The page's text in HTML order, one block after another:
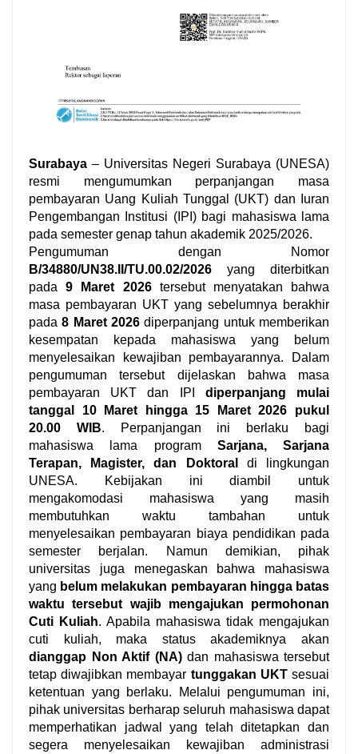
Surabaya – Universitas Negeri Surabaya (UNESA)
resmi mengumumkan perpanjangan masa
pembayaran Uang Kuliah Tunggal (UKT) dan Iuran
Pengembangan Institusi (IPI) bagi mahasiswa lama
Pengumuman dengan Nomor
B/34880/UN38.II/TU.00.02/2026 yang diterbitkan
pada9 Maret 2026tersebut menyatakan bahwa
masa pembayaran UKT yang sebelumnya berakhir
pada8 Maret 2026 diperpanjang untuk memberikan
kesempatan kepada mahasiswa yang belum
menyelesaikan kewajiban pembayarannya.
Dalam
pengumuman tersebut dijelaskan bahwa masa
pembayaran UKT dan IPI diperpanjang mulai
tanggal 10 Maret hingga 15 Maret 2026 pukul
20.00 WIB. Perpanjangan ini berlaku bagi
mahasiswa lama program Sarjana, Sarjana
Terapan, Magister, dan Doktoral
di lingkungan
UNESA.
Kebijakan ini diambil untuk
mengakomodasi mahasiswa yang masih
membutuhkan waktu tambahan untuk
menyelesaikan pembayaran biaya pendidikan pada
semester berjalan.
Namun demikian, pihak
universitas juga menegaskan bahwa mahasiswa
yang belum melakukan pembayaran hingga batas
waktu tersebut wajib mengajukan permohonan
Cuti Kuliah. Apabila mahasiswa tidak mengajukan
cuti kuliah, maka status akademiknya akan
dianggap Non Aktif (NA)dan mahasiswa tersebut
tetap diwajibkan membayar tunggakan UKTsesuai
ketentuan yang berlaku.
Melalui pengumuman ini,
pihak universitas berharap seluruh mahasiswa dapat
memperhatikan jadwal yang telah ditetapkan dan
segera menyelesaikan kewajiban administrasi